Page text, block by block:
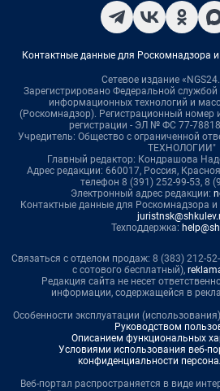
Контактные данные для Роскомнадзора
Сетевое издание
Зарегистрировано Федеральной службой
информационных технологий и
(Роскомнадзор). Регистрационный номер
регистрации - ЭЛ № ФС 77-
Учредитель: Общество с ограниченной
ТЕХНОЛОГИИ"
Главный редактор: Кондрашова
Адрес редакции: 660017, Россия,
телефон 8 (391) 252-99-53, 8
Электронный адрес редакции:
Контактные данные для Роскомнадзора и
Техподдержка:
Связаться с отделом продаж: 8 (383) 212-
с сотового бесплатный),
Редакция сайта не несет
информации, содержащейся в
Особенности эксплуатации
Руководством
Описанием функциональных
Условиями использования веб-
конфиденциальности
Веб-портал распространяется в виде